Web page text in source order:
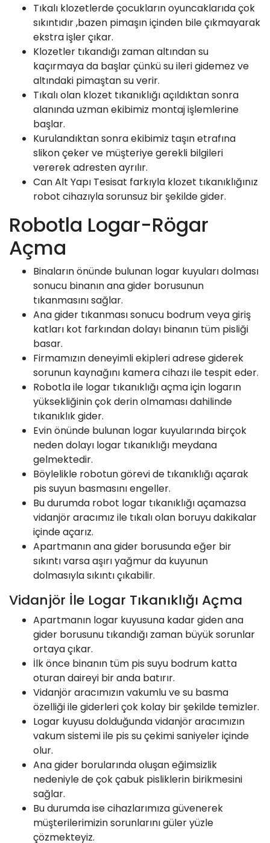
Tıkalı klozetlerde çocukların oyuncaklarıda çok
sıkıntıdır ,bazen pimaşın içinden bile çıkmayarak
ekstra işler çıkar.
Klozetler tıkandığı zaman altından su
kaçırmaya da başlar çünkü su ileri gidemez ve
altındaki pimaştan su verir.
Tıkalı olan klozet tıkanıklığı açıldıktan sonra
alanında uzman ekibimiz montaj işlemlerine
başlar.
Kurulandıktan sonra ekibimiz taşın etrafına
slikon çeker ve müşteriye gerekli bilgileri
vererek adresten ayrılır.
Can Alt Yapı Tesisat farkıyla klozet tıkanıklığınız
robot cihazıyla sorunsuz bir şekilde gider.
Robotla Logar-Rögar
Açma
Binaların önünde bulunan logar kuyuları dolması
sonucu binanın ana gider borusunun
tıkanmasını sağlar.
Ana gider tıkanması sonucu bodrum veya giriş
katları kot farkından dolayı binanın tüm pisliği
basar.
Firmamızın deneyimli ekipleri adrese giderek
sorunun kaynağını kamera cihazı ile tespit eder.
Robotla ile logar tıkanıklığı açma için logarın
yüksekliğinin çok derin olmaması dahilinde
tıkanıklık gider.
Evin önünde bulunan logar kuyularında birçok
neden dolayı logar tıkanıklığı meydana
gelmektedir.
Böylelikle robotun görevi de tıkanıklığı açarak
pis suyun basmasını engeller.
Bu durumda robot logar tıkanıklığı açamazsa
vidanjör aracımız ile tıkalı olan boruyu dakikalar
içinde açarız.
Apartmanın ana gider borusunda eğer bir
sıkıntı varsa aşırı yağmur da kuyunun
dolmasıyla sıkıntı çıkabilir.
Vidanjör İle Logar Tıkanıklığı Açma
Apartmanın logar kuyusuna kadar giden ana
gider borusunu tıkandığı zaman büyük sorunlar
ortaya çıkar.
İlk önce binanın tüm pis suyu bodrum katta
oturan daireyi bir anda batırır.
Vidanjör aracımızın vakumlu ve su basma
özelliği ile giderleri çok kolay bir şekilde temizler.
Logar kuyusu dolduğunda vidanjör aracımızın
vakum sistemi ile pis su çekimi saniyeler içinde
olur.
Ana gider borularında oluşan eğimsizlik
nedeniyle de çok çabuk pisliklerin birikmesini
sağlar.
Bu durumda ise cihazlarımıza güvenerek
müşterilerimizin sorunlarını güler yüzle
çözmekteyiz.